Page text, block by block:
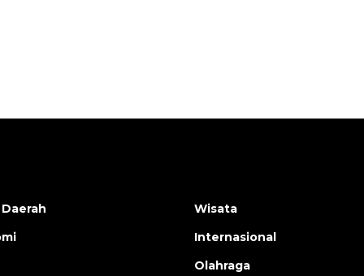
Wisata
Internasional
Olahraga